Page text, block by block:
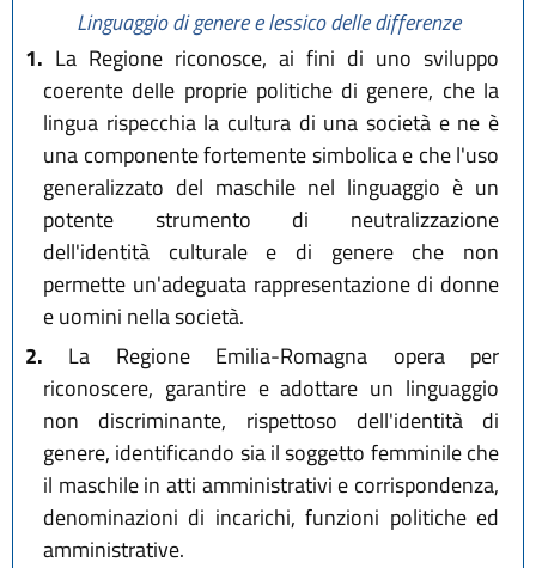
Linguaggio di genere e lessico delle differenze
1. La Regione riconosce, ai fini di uno sviluppo
coerente delle proprie politiche di genere, che la
lingua rispecchia la cultura di una società e ne è
una componente fortemente simbolica e che l'uso
generalizzato del maschile nel linguaggio è un
potente strumento di neutralizzazione
dell'identità culturale e di genere che non
permette un'adeguata rappresentazione di donne
e uomini nella società.
2. La Regione Emilia-Romagna opera per
riconoscere, garantire e adottare un linguaggio
non discriminante, rispettoso dell'identità di
genere, identificando sia il soggetto femminile che
il maschile in atti amministrativi e corrispondenza,
denominazioni di incarichi, funzioni politiche ed
amministrative.